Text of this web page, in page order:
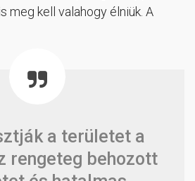
meg kell valahogy élniük. A
a területet a
rengeteg behozott